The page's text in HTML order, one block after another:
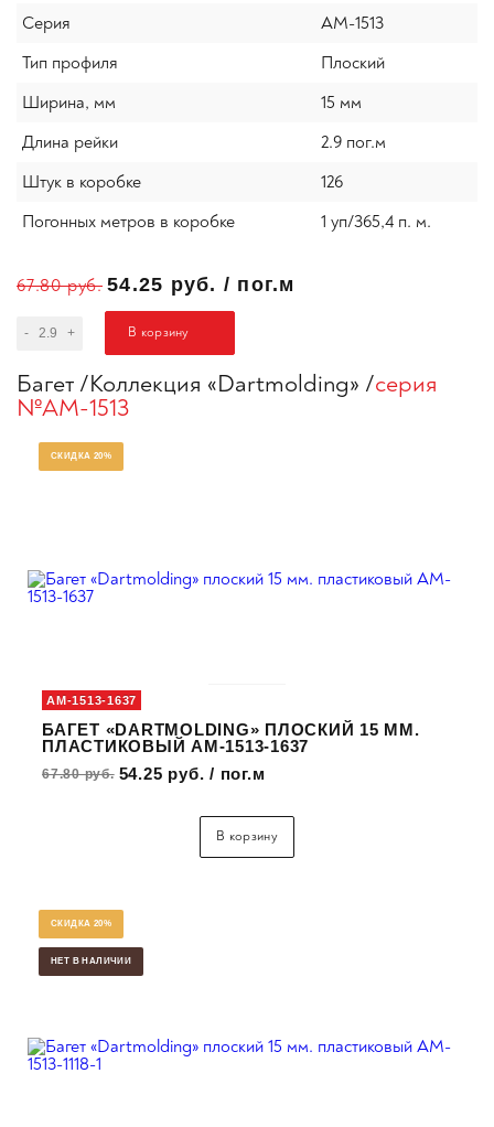
Серия
AM-1513
Тип профиля
Плоский
Ширина, мм
15 мм
Длина рейки
2.9 пог.м
Штук в коробке
126
Погонных метров в коробке
1 уп/365,4 п. м.
67.80 руб. 54.25 руб. / пог.м
- + В корзину
Багет Коллекция «Dartmolding» серия
№AM-1513
СКИДКА 20%
AM-1513-1637
БАГЕТ «DARTMOLDING» ПЛОСКИЙ 15 ММ.
ПЛАСТИКОВЫЙ AM-1513-1637
67.80 руб. 54.25 руб. / пог.м
В корзину
СКИДКА 20%
НЕТ В НАЛИЧИИ